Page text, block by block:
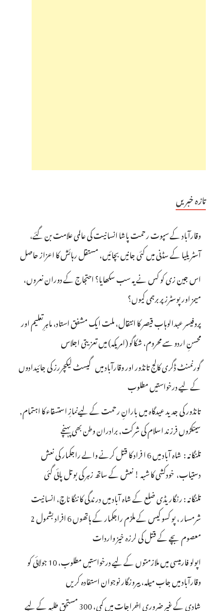
تازہ خبریں
وقارآباد کے سپوت رحمت پاشا انسانیت کی عالمی علامت بن گئے،
آسٹریلیا کے سڈنی میں کئی جانیں بچائیں، مستقل رہائش کا اعزاز حاصل
اس جین زی کو کس نے یہ سب سکھایا؟ احتجاج کے دوران نعروں،
میمز اور پوسٹرز پر برہمی کیوں؟
پروفیسر عبدالوہاب قیصر کا انتقال، ملت ایک مشفق استاد، ماہرِتعلیم اور
محسنِ اردو سے محروم، شکاگو (امریکہ) میں تعزیتی اجلاس
گورنمنٹ ڈگری کالج تانڈور اور وقارآباد میں گیسٹ لیکچررز کی جائیدادوں
کے لیے درخواستیں مطلوب
تانڈور کی جدید عیدگاہ میں بارانِ رحمت کے لیےنمازِ استسقاء کا اہتمام,
سینکڑوں فرزند اسلام کی شرکت, برادران وطن بھی پہنچے
تلنگانہ : شاہ آباد میں 6 ا فراد کا قتل کرنے والے راجکمار کی نعش
دستیاب، خودکشی کا شبہ ! نعش کے ساتھ زہر کی بوتل پائی گئی
تلنگانہ : رنگاریڈی ضلع کے شاہ آباد میں درندگی کا ننگا ناچ، انسانیت
شرمسار ، پو کسو کیس کے ملزم راجکمار کے ہاتھوں 6 افراد بشمول 2
معصوم بچے کے قتل کی لرزہ خیز واردات
اپولو فارمیسی میں ملازمتوں کے لیے درخواستیں مطلوب، 10 جولائی کو
وقارآباد میں جاب میلہ، بیروزگار نوجوان استفادہ کریں
شادی کے غیر ضروری اخراجات میں کمی، 300 مستحق طلبہ کے لیے